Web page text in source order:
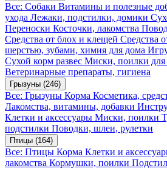
Все: Собаки Витамины и полезные
ухода Лежаки, подстилки, домики
Переноски Косточки, лакомства
Средства от блох и клещей Средства
шерстью, зубами, химия для дома
Сухой корм развес Миски, поилки для
Ветеринарные препараты, гигиена
Грызуны (246)
Все: Грызуны Корма Косметика,
Лакомства, витамины, добавки
Клетки и аксессуары Миски, поилки
подстилки Поводки, шлеи, рулетки
Птицы (164)
Все: Птицы Корма Клетки и
лакомства Кормушки, поилки